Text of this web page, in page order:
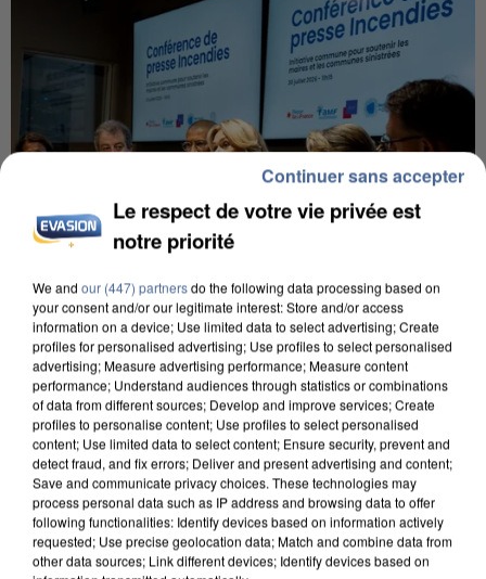
INCENDIES : L’ÎLE-DE-FRANCE LANCE UN ÉLAN
DE SOLIDARITÉ AVEC LES...
Le respect de votre vie privée est
notre priorité
We and our (447) partnersdo the following data processing based on
your consent and/or our legitimate interest: Store and/or access
information on a device; Use limited data to select advertising; Create
profiles for personalised advertising; Use profiles to select personalised
advertising; Measure advertising performance; Measure content
performance; Understand audiences through statistics or combinations
of data from different sources; Develop and improve services; Create
profiles to personalise content; Use profiles to select personalised
content; Use limited data to select content; Ensure security, prevent and
detect fraud, and fix errors; Deliver and present advertising and content;
Save and communicate privacy choices. These technologies may
process personal data such as IP address and browsing data to offer
following functionalities: Identify devices based on information actively
requested; Use precise geolocation data; Match and combine data from
other data sources; Link different devices; Identify devices based on
Continuer sans accepter